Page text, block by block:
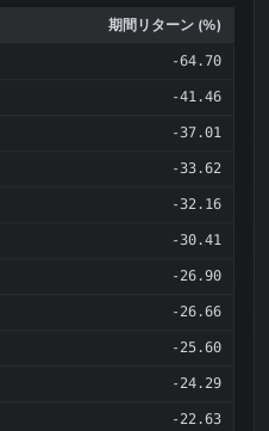
期間リターン (%)
-64.70
-41.46
-37.01
-33.62
-32.16
-30.41
-26.90
-26.66
-25.60
-24.29
-22.63